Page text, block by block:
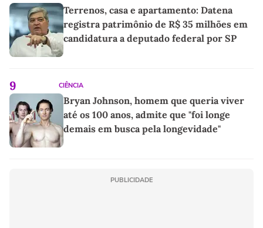
Terrenos, casa e apartamento: Datena
registra patrimônio de R$ 35 milhões em
candidatura a deputado federal por SP
9 CIÊNCIA
Bryan Johnson, homem que queria viver
até os 100 anos, admite que "foi longe
demais em busca pela longevidade"
PUBLICIDADE